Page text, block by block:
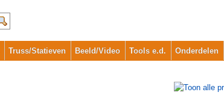
Truss/Statieven Beeld/Video Tools e.d. Onderdelen